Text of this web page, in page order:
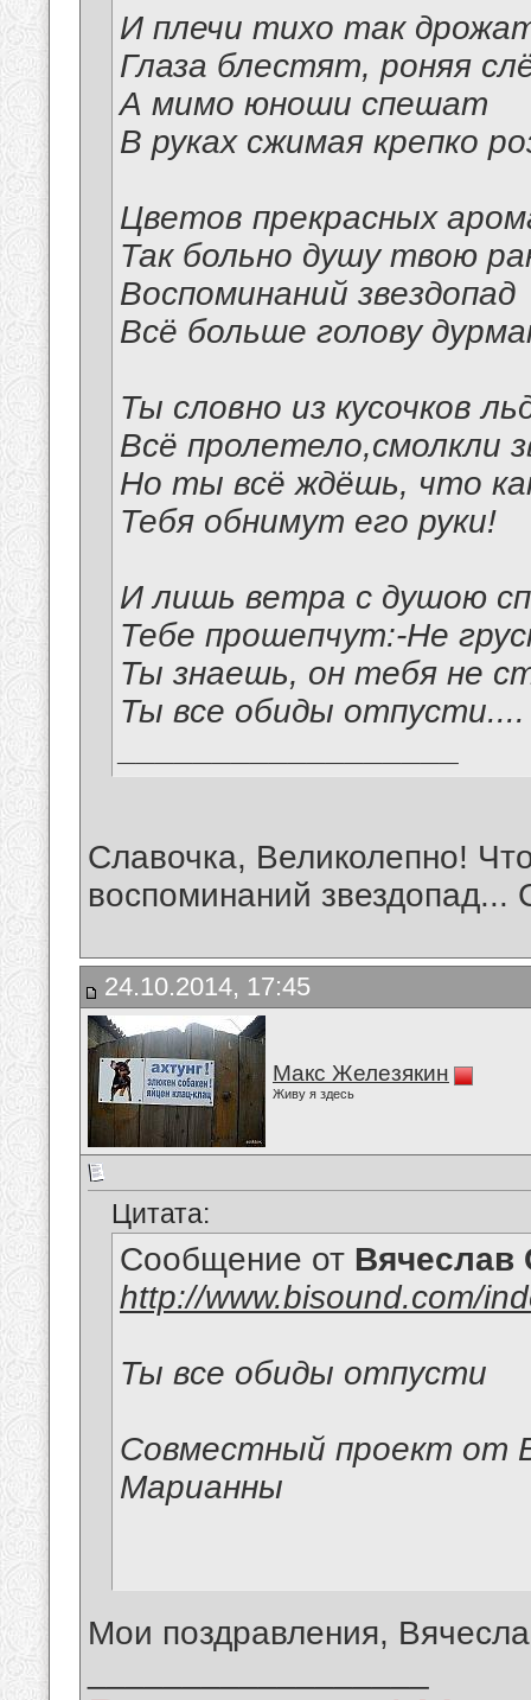
И плечи тихо так
Глаза блестят, роняя
А мимо юноши спешат
В руках сжимая крепко
Цветов прекрасных
Так больно душу твою
Воспоминаний звездопад
Всё больше голову
Ты словно из кусочков
Всё пролетело,смолкли
Но ты всё ждёшь, что
Тебя обнимут его руки!
И лишь ветра с душою
Тебе прошепчут:-Не
Ты знаешь, он тебя не
Ты все обиды отпусти....
Славочка, Великолепно!
воспоминаний звездопад...
24.10.2014, 17:45
Макс Железякин
Живу я здесь
Цитата:
Сообщение от Вячеслав
http://www.bisound.com/
Ты все обиды отпусти
Совместный проект от
Марианны
Мои поздравления,